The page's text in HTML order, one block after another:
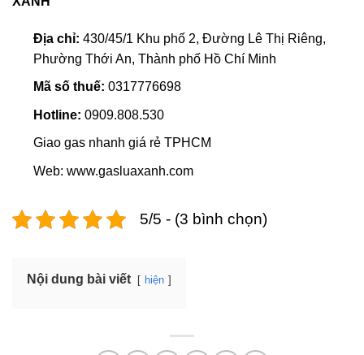
Địa chỉ: 430/45/1 Khu phố 2, Đường Lê Thị Riêng,
Phường Thới An, Thành phố Hồ Chí Minh
Mã số thuế: 0317776698
Hotline: 0909.808.530
Giao gas nhanh giá rẻ TPHCM
Web: www.gasluaxanh.com
5/5 - (3 bình chọn)
Nội dung bài viết hiện